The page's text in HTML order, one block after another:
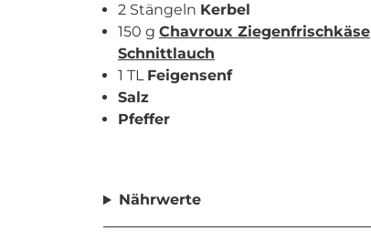
2 Stängeln Kerbel
150 g Chavroux Ziegenfrischkäse
Schnittlauch
1 TL Feigensenf
Salz
Pfeffer
Nährwerte